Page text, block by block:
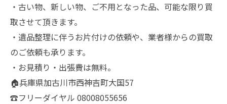
・古い物、新しい物、ご不用となった品、可能な限り買
取させて頂きます。
・遺品整理に伴うお片付けの依頼や、業者様からの買取
のご依頼も承ります。
・お見積り・出張費は無料。
🏠兵庫県加古川市西神吉町大国57
☎️フリーダイヤル 08008055656